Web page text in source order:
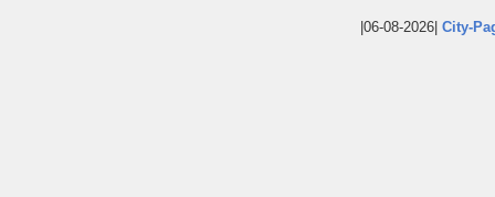
|06-08-2026| City-